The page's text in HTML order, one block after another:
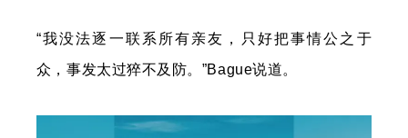
“我没法逐一联系所有亲友，只好把事情公之于
众，事发太过猝不及防。”Bague说道。